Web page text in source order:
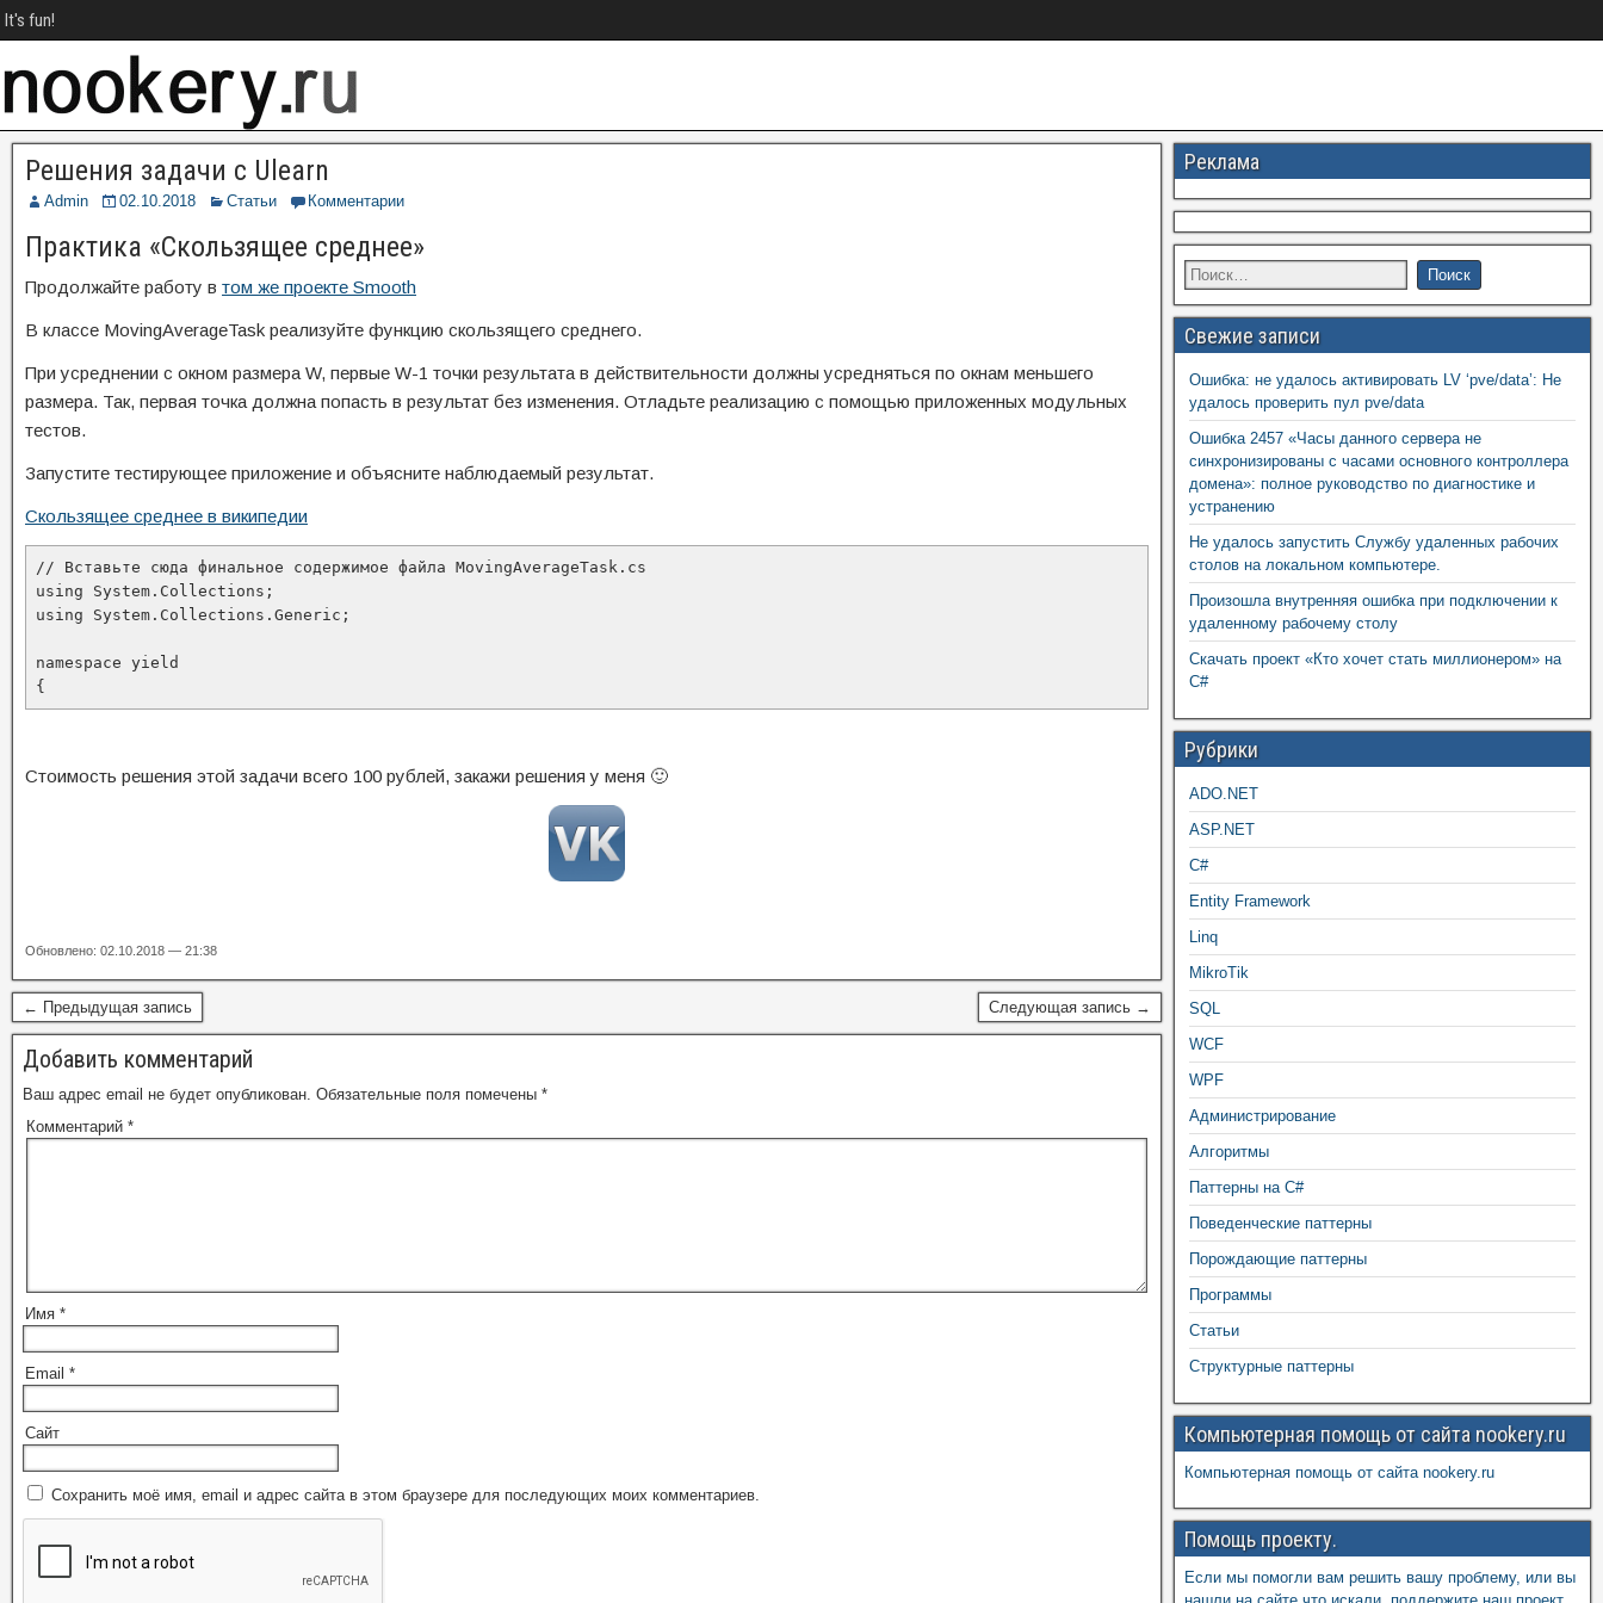
It's fun!
Решения задачи с Ulearn
Admin 02.10.2018 Статьи Комментарии
Практика «Скользящее среднее»
Продолжайте работу в том же проекте Smooth
В классе MovingAverageTask реализуйте функцию скользящего среднего.
При усреднении с окном размера W, первые W-1 точки результата в действительности должны усредняться по окнам меньшего
размера. Так, первая точка должна попасть в результат без изменения. Отладьте реализацию с помощью приложенных модульных
тестов.
Запустите тестирующее приложение и объясните наблюдаемый результат.
Скользящее среднее в википедии
// Вставьте сюда финальное содержимое файла MovingAverageTask.cs
using System.Collections;
using System.Collections.Generic;
namespace yield
{
Стоимость решения этой задачи всего 100 рублей, закажи решения у меня 🙂
Обновлено: 02.10.2018 — 21:38
← Предыдущая запись Следующая запись →
Добавить комментарий
Ваш адрес email не будет опубликован. Обязательные поля помечены *
Комментарий *
Имя *
Email *
Сайт
Сохранить моё имя, email и адрес сайта в этом браузере для последующих моих комментариев.
Реклама
Свежие записи
Ошибка: не удалось активировать LV ‘pve/data’: Не
удалось проверить пул pve/data
Ошибка 2457 «Часы данного сервера не
синхронизированы с часами основного контроллера
домена»: полное руководство по диагностике и
устранению
Не удалось запустить Службу удаленных рабочих
столов на локальном компьютере.
Произошла внутренняя ошибка при подключении к
удаленному рабочему столу
Скачать проект «Кто хочет стать миллионером» на
C#
Рубрики
ADO.NET
ASP.NET
C#
Entity Framework
Linq
MikroTik
SQL
WCF
WPF
Администрирование
Алгоритмы
Паттерны на C#
Поведенческие паттерны
Порождающие паттерны
Программы
Статьи
Структурные паттерны
Компьютерная помощь от сайта nookery.ru
Компьютерная помощь от сайта nookery.ru
Помощь проекту.
Если мы помогли вам решить вашу проблему, или вы